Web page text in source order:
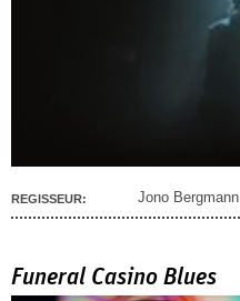
REGISSEUR: Jono Bergmann
Funeral Casino Blues